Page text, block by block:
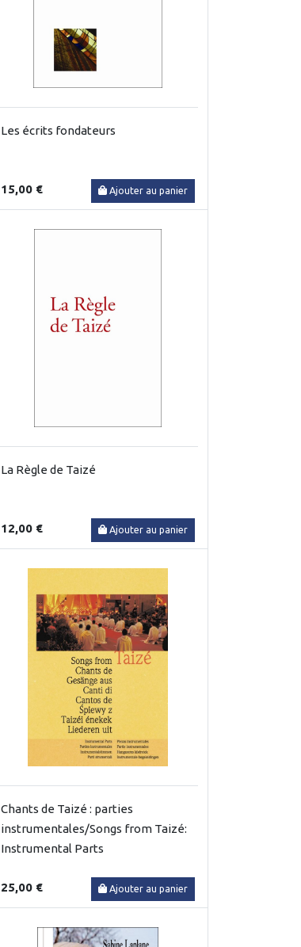
Les écrits fondateurs
15,00 € Ajouter au panier
La Règle de Taizé
12,00 € Ajouter au panier
Chants de Taizé : parties
instrumentales/Songs from Taizé:
Instrumental Parts
25,00 € Ajouter au panier